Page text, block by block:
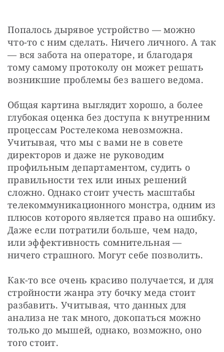
Попалось дырявое устройство — можно
что-то с ним сделать. Ничего личного. А так
— вся забота на операторе, и благодаря
тому самому протоколу он может решать
возникшие проблемы без вашего ведома.
Общая картина выглядит хорошо, а более
глубокая оценка без доступа к внутренним
процессам Ростелекома невозможна.
Учитывая, что мы с вами не в совете
директоров и даже не руководим
профильным департаментом, судить о
правильности тех или иных решений
сложно. Однако стоит учесть масштабы
телекоммуникационного монстра, одним из
плюсов которого является право на ошибку.
Даже если потратили больше, чем надо,
или эффективность сомнительная —
ничего страшного. Могут себе позволить.
Как-то все очень красиво получается, и для
стройности жанра эту бочку меда стоит
разбавить. Учитывая, что данных для
анализа не так много, докопаться можно
только до мышей, однако, возможно, оно
того стоит.